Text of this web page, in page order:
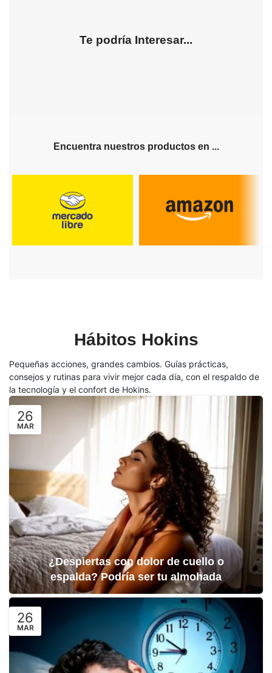
Te podría Interesar...
Encuentra nuestros productos en ...
Hábitos Hokins
Pequeñas acciones, grandes cambios. Guías prácticas,
consejos y rutinas para vivir mejor cada día, con el respaldo de
la tecnología y el confort de Hokins.
26
MAR
¿Despiertas con dolor de cuello o
espalda? Podría ser tu almohada
26
MAR